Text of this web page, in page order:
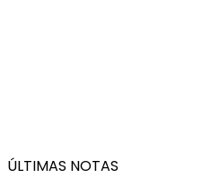
ÚLTIMAS NOTAS